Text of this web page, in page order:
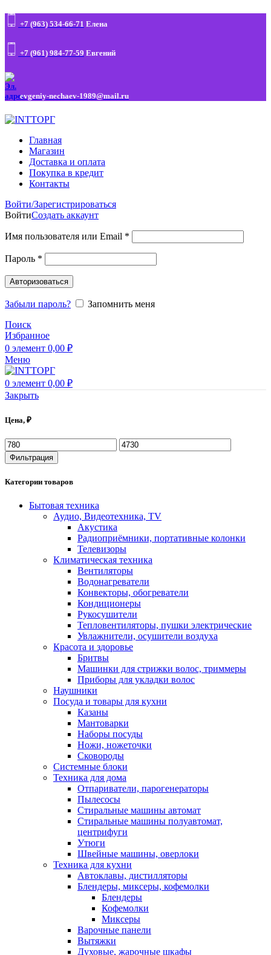
+7 (963) 534-66-71 Елена
+7 (961) 984-77-59 Евгений
evgeniy-nechaev-1989@mail.ru
Главная
Магазин
Доставка и оплата
Покупка в кредит
Контакты
Войти/Зарегистрироваться
ВойтиСоздать аккаунт
Имя пользователя или Email *
Пароль *
Авторизоваться
Забыли пароль?
Запомнить меня
Поиск
Избранное
0 элемент 0,00 ₽
Меню
0 элемент 0,00 ₽
Закрыть
Цена, ₽
Фильтрация
Категории товаров
Бытовая техника
Аудио, Видеотехника, TV
Акустика
Радиоприёмники, портативные колонки
Телевизоры
Климатическая техника
Вентиляторы
Водонагреватели
Конвекторы, обогреватели
Кондиционеры
Рукосушители
Тепловентиляторы, пушки электрические
Увлажнители, осушители воздуха
Красота и здоровье
Бритвы
Машинки для стрижки волос, триммеры
Приборы для укладки волос
Наушники
Посуда и товары для кухни
Казаны
Мантоварки
Наборы посуды
Ножи, ножеточки
Сковороды
Системные блоки
Техника для дома
Отпариватели, парогенераторы
Пылесосы
Стиральные машины автомат
Стиральные машины полуавтомат,
центрифуги
Утюги
Швейные машины, оверлоки
Техника для кухни
Автоклавы, дистилляторы
Блендеры, миксеры, кофемолки
Блендеры
Кофемолки
Миксеры
Варочные панели
Вытяжки
Духовые, жарочные шкафы